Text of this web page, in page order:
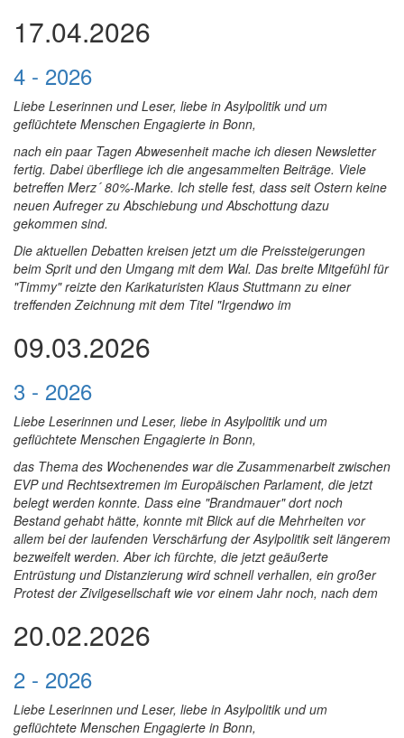
17.04.2026
4 - 2026
Liebe Leserinnen und Leser, liebe in Asylpolitik und um
geflüchtete Menschen Engagierte in Bonn,
nach ein paar Tagen Abwesenheit mache ich diesen Newsletter
fertig. Dabei überfliege ich die angesammelten Beiträge. Viele
betreffen Merz´ 80%-Marke. Ich stelle fest, dass seit Ostern keine
neuen Aufreger zu Abschiebung und Abschottung dazu
gekommen sind.
Die aktuellen Debatten kreisen jetzt um die Preissteigerungen
beim Sprit und den Umgang mit dem Wal. Das breite Mitgefühl für
"Timmy" reizte den Karikaturisten Klaus Stuttmann zu einer
treffenden Zeichnung mit dem Titel "Irgendwo im
09.03.2026
3 - 2026
Liebe Leserinnen und Leser, liebe in Asylpolitik und um
geflüchtete Menschen Engagierte in Bonn,
das Thema des Wochenendes war die Zusammenarbeit zwischen
EVP und Rechtsextremen im Europäischen Parlament, die jetzt
belegt werden konnte. Dass eine "Brandmauer" dort noch
Bestand gehabt hätte, konnte mit Blick auf die Mehrheiten vor
allem bei der laufenden Verschärfung der Asylpolitik seit längerem
bezweifelt werden. Aber ich fürchte, die jetzt geäußerte
Entrüstung und Distanzierung wird schnell verhallen, ein großer
Protest der Zivilgesellschaft wie vor einem Jahr noch, nach dem
20.02.2026
2 - 2026
Liebe Leserinnen und Leser, liebe in Asylpolitik und um
geflüchtete Menschen Engagierte in Bonn,